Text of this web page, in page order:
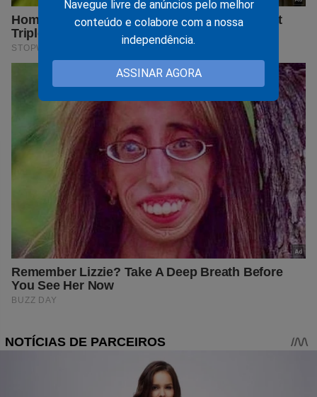
Navegue livre de anúncios pelo melhor
conteúdo e colabore com a nossa
independência.
ASSINAR AGORA